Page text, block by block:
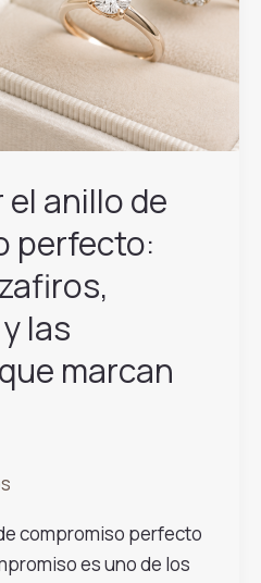
anillo de
perfecto:
las
marcan
compromiso perfecto
es uno de los